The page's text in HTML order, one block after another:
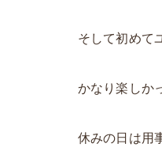
そして初めて
かなり楽しか
休みの日は用